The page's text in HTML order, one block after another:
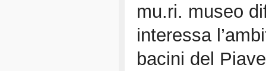
mu.ri. museo
interessa
bacini del